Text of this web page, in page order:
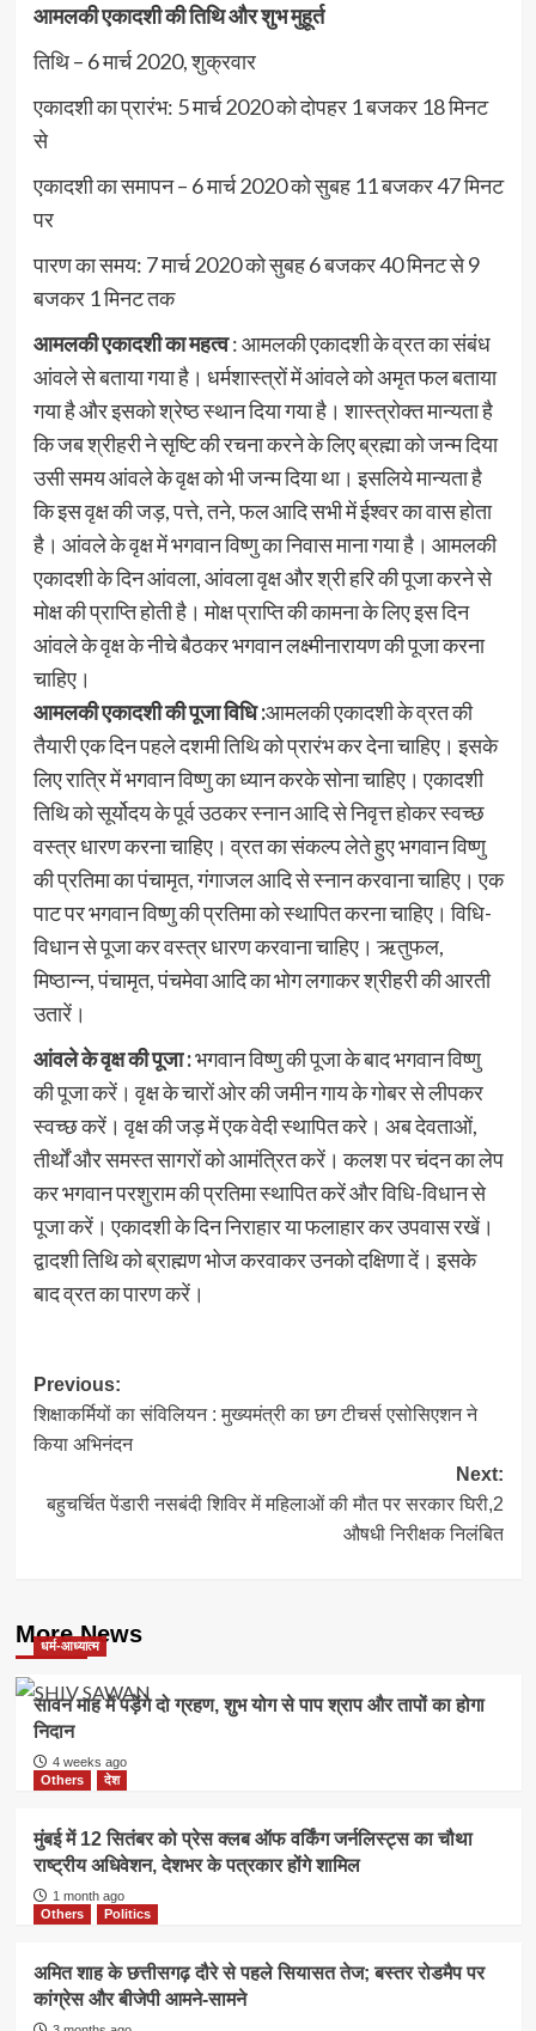
आमलकी एकादशी की तिथि और शुभ मुहूर्त
तिथि – 6 मार्च 2020, शुक्रवार
एकादशी का प्रारंभ: 5 मार्च 2020 को दोपहर 1 बजकर 18 मिनट
से
एकादशी का समापन – 6 मार्च 2020 को सुबह 11 बजकर 47 मिनट
पर
पारण का समय: 7 मार्च 2020 को सुबह 6 बजकर 40 मिनट से 9
बजकर 1 मिनट तक
आमलकी एकादशी का महत्‍व: आमलकी एकादशी के व्रत का संबंध
आंवले से बताया गया है। धर्मशास्त्रों में आंवले को अमृत फल बताया
गया है और इसको श्रेष्ठ स्थान दिया गया है। शास्त्रोक्त मान्यता है
कि जब श्रीहरी ने सृष्टि की रचना करने के लिए ब्रह्मा को जन्म दिया
उसी समय आंवले के वृक्ष को भी जन्म दिया था। इसलिये मान्यता है
कि इस वृक्ष की जड़, पत्ते, तने, फल आदि सभी में ईश्वर का वास होता
है। आंवले के वृक्ष में भगवान विष्णु का निवास माना गया है। आमलकी
एकादशी के दिन आंवला, आंवला वृक्ष और श्री हरि की पूजा करने से
मोक्ष की प्राप्‍ति होती है। मोक्ष प्राप्ति की कामना के लिए इस दिन
आंवले के वृक्ष के नीचे बैठकर भगवान लक्ष्मीनारायण की पूजा करना
चाहिए।
आमलकी एकादशी की पूजा विधि :आमलकी एकादशी के व्रत की
तैयारी एक दिन पहले दशमी तिथि को प्रारंभ कर देना चाहिए। इसके
लिए रात्रि में भगवान विष्णु का ध्यान करके सोना चाहिए। एकादशी
तिथि को सूर्योदय के पूर्व उठकर स्नान आदि से निवृत्त होकर स्वच्छ
वस्त्र धारण करना चाहिए। व्रत का संकल्प लेते हुए भगवान विष्णु
की प्रतिमा का पंचामृत, गंगाजल आदि से स्नान करवाना चाहिए। एक
पाट पर भगवान विष्णु की प्रतिमा को स्थापित करना चाहिए। विधि-
विधान से पूजा कर वस्त्र धारण करवाना चाहिए। ऋतुफल,
मिष्ठान्न, पंचामृत, पंचमेवा आदि का भोग लगाकर श्रीहरी की आरती
उतारें।
आंवले के वृक्ष की पूजा :भगवान विष्णु की पूजा के बाद भगवान विष्णु
की पूजा करें। वृक्ष के चारों ओर की जमीन गाय के गोबर से लीपकर
स्वच्छ करें। वृक्ष की जड़ में एक वेदी स्थापित करे। अब देवताओं,
तीर्थों और समस्त सागरों को आमंत्रित करें। कलश पर चंदन का लेप
कर भगवान परशुराम की प्रतिमा स्थापित करें और विधि-विधान से
पूजा करें। एकादशी के दिन निराहार या फलाहार कर उपवास रखें।
द्वादशी तिथि को ब्राह्मण भोज करवाकर उनको दक्षिणा दें। इसके
बाद व्रत का पारण करें।
Post
navigation
Previous:
शिक्षाकर्मियों का संविलियन : मुख्यमंत्री का छग टीचर्स एसोसिएशन ने
किया अभिनंदन
Next:
बहुचर्चित पेंडारी नसबंदी शिविर में महिलाओं की मौत पर सरकार घिरी,2
औषधी निरीक्षक निलंबित
More News
धर्म-आध्यात्म
सावन माह में पड़ेंगे दो ग्रहण, शुभ योग से पाप श्राप और तापों का होगा
निदान
4 weeks ago
Others
देश
मुंबई में 12 सितंबर को प्रेस क्लब ऑफ वर्किंग जर्नलिस्ट्स का चौथा
राष्ट्रीय अधिवेशन, देशभर के पत्रकार होंगे शामिल
1 month ago
Others
Politics
अमित शाह के छत्तीसगढ़ दौरे से पहले सियासत तेज; बस्तर रोडमैप पर
कांग्रेस और बीजेपी आमने-सामने